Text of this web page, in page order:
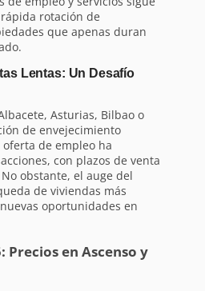
rotación de
que apenas duran
Lentas: Un Desafío
Asturias, Bilbao o
de envejecimiento
de empleo ha
con plazos de venta
obstante, el auge del
de viviendas más
oportunidades en
Precios en Ascenso y